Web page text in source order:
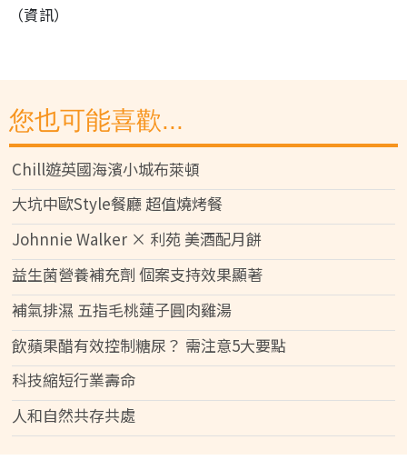
（資訊）
您也可能喜歡...
Chill遊英國海濱小城布萊頓
大坑中歐Style餐廳 超值燒烤餐
Johnnie Walker × 利苑 美酒配月餅
益生菌營養補充劑 個案支持效果顯著
補氣排濕 五指毛桃蓮子圓肉雞湯
飲蘋果醋有效控制糖尿？ 需注意5大要點
科技縮短行業壽命
人和自然共存共處